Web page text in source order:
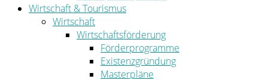
Wirtschaft & Tourismus
Wirtschaft
Wirtschaftsförderung
Förderprogramme
Existenzgründung
Masterpläne